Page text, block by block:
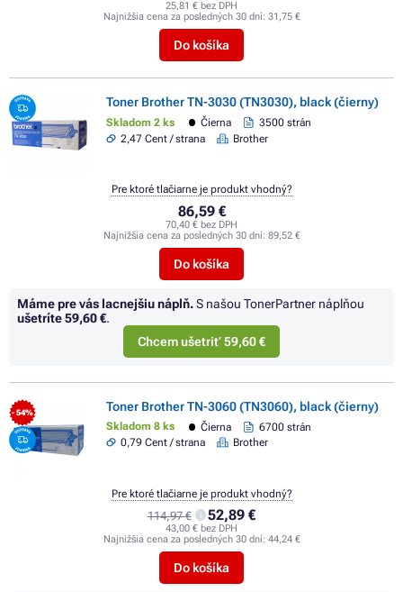
25,81 € bez DPH
Najnižšia cena za posledných 30 dní: 31,75 €
Do košíka
Toner Brother TN-3030 (TN3030), black (čierny)
Skladom 2 ks Čierna
3500 strán
2,47 Cent / strana
Brother
86,59 €
70,40 € bez DPH
Najnižšia cena za posledných 30 dní: 89,52 €
Do košíka
Pre ktoré tlačiarne je produkt vhodný?
Máme pre vás lacnejšiu náplň.S našou TonerPartner náplňou
ušetríte59,60 €.
Chcem ušetriť 59,60 €
- 54% Toner Brother TN-3060 (TN3060), black (čierny)
Skladom 8 ks Čierna
6700 strán
0,79 Cent / strana
Brother
114,97 € 52,89 €
43,00 € bez DPH
Najnižšia cena za posledných 30 dní: 44,24 €
Do košíka
Pre ktoré tlačiarne je produkt vhodný?